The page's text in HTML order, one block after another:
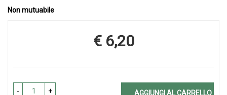
Non mutuabile
Prezzo
€ 6,20
- + AGGIUNGI AL CARRELLO